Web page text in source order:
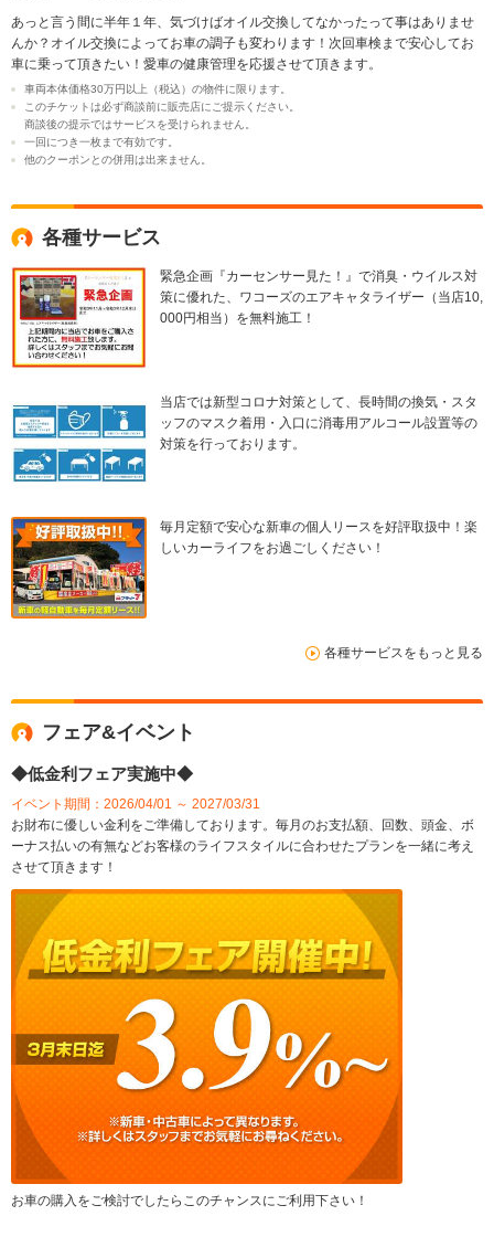
あっと言う間に半年１年、気づけばオイル交換してなかったって事はありませ
んか？オイル交換によってお車の調子も変わります！次回車検まで安心してお
車に乗って頂きたい！愛車の健康管理を応援させて頂きます。
車両本体価格30万円以上（税込）の物件に限ります。
このチケットは必ず商談前に販売店にご提示ください。
商談後の提示ではサービスを受けられません。
一回につき一枚まで有効です。
他のクーポンとの併用は出来ません。
各種サービス
緊急企画『カーセンサー見た！』で消臭・ウイルス対
策に優れた、ワコーズのエアキャタライザー（当店10,
000円相当）を無料施工！
当店では新型コロナ対策として、長時間の換気・スタ
ッフのマスク着用・入口に消毒用アルコール設置等の
対策を行っております。
毎月定額で安心な新車の個人リースを好評取扱中！楽
しいカーライフをお過ごしください！
各種サービスをもっと見る
フェア&イベント
◆低金利フェア実施中◆
イベント期間：2026/04/01 ～ 2027/03/31
お財布に優しい金利をご準備しております。毎月のお支払額、回数、頭金、ボ
ーナス払いの有無などお客様のライフスタイルに合わせたプランを一緒に考え
させて頂きます！
お車の購入をご検討でしたらこのチャンスにご利用下さい！